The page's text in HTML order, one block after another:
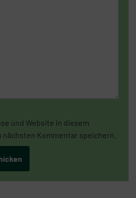
und Website in diesem
Kommentar speichern.